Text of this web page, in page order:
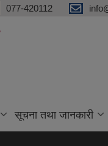
077-420112
सूचना तथा जानकारी